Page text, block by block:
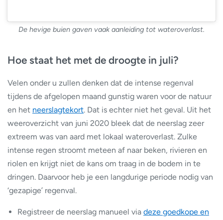
De hevige buien gaven vaak aanleiding tot wateroverlast.
Hoe staat het met de droogte in juli?
Velen onder u zullen denken dat de intense regenval
tijdens de afgelopen maand gunstig waren voor de natuur
en het neerslagtekort. Dat is echter niet het geval. Uit het
weeroverzicht van juni 2020 bleek dat de neerslag zeer
extreem was van aard met lokaal wateroverlast. Zulke
intense regen stroomt meteen af naar beken, rivieren en
riolen en krijgt niet de kans om traag in de bodem in te
dringen. Daarvoor heb je een langdurige periode nodig van
‘gezapige’ regenval.
Registreer de neerslag manueel via deze goedkope en